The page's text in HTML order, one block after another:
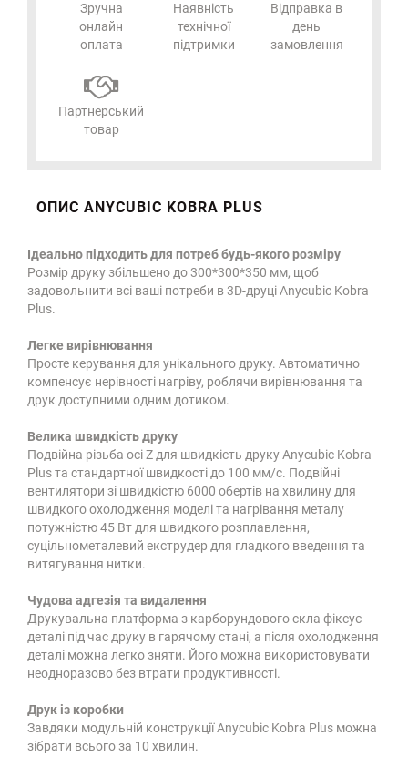
Зручна
онлайн
оплата
Наявність
технічної
підтримки
Відправка в
день
замовлення
Партнерський
товар
ОПИС ANYCUBIC KOBRA PLUS
Ідеально підходить для потреб будь-якого розміру
Розмір друку збільшено до 300*300*350 мм, щоб
задовольнити всі ваші потреби в3D-друці Anycubic Kobra
Plus.
Легке вирівнювання
Просте керування для унікального друку. Автоматично
компенсує нерівності нагріву, роблячи вирівнювання та
друк доступними одним дотиком.
Велика швидкість друку
Подвійна різьба осі Z для швидкість друку Anycubic Kobra
Plus та стандартної швидкості до 100 мм/с. Подвійні
вентилятори зі швидкістю 6000 обертів на хвилину для
швидкого охолодження моделі та нагрівання металу
потужністю 45 Вт для швидкого розплавлення,
суцільнометалевий екструдер для гладкого введення та
витягування нитки.
Чудова адгезія та видалення
Друкувальна платформа з карборундового скла фіксує
деталі під час друку в гарячому стані, а після охолодження
деталі можна легко зняти. Його можна використовувати
неодноразово без втрати продуктивності.
Друк із коробки
Завдяки модульній конструкції Anycubic Kobra Plus можна
зібрати всього за 10 хвилин.